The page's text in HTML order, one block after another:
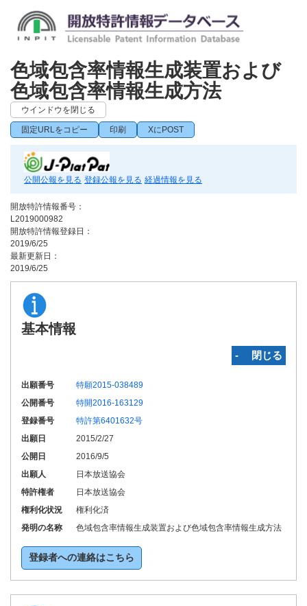
色域包含率情報生成装置および
色域包含率情報生成方法
ウインドウを閉じる
固定URLをコピー 印刷 XにPOST
公開公報を見る 登録公報を見る 経過情報を見る
開放特許情報番号：
L2019000982
開放特許情報登録日：
2019/6/25
最新更新日：
2019/6/25
基本情報
‐ 閉じる
出願番号
特願2015-038489
公開番号
特開2016-163129
登録番号
特許第6401632号
出願日
2015/2/27
公開日
2016/9/5
出願人
日本放送協会
特許権者
日本放送協会
権利化状況
権利化済
発明の名称
色域包含率情報生成装置および色域包含率情報生成方法
登録者への連絡はこちら